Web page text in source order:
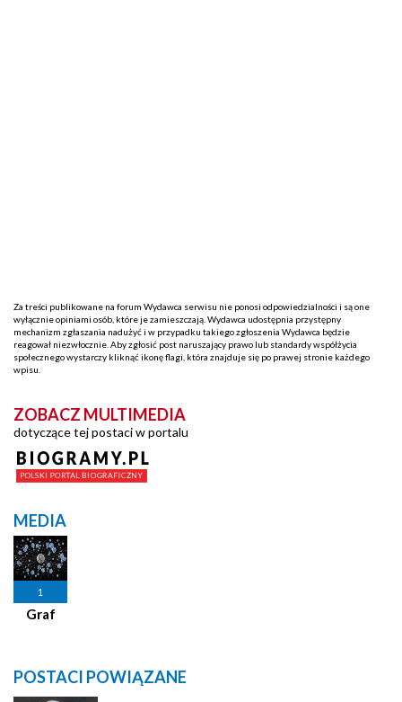
Za treści publikowane na forum Wydawca serwisu nie ponosi odpowiedzialności i są one
wyłącznie opiniami osób, które je zamieszczają. Wydawca udostępnia przystępny
mechanizm zgłaszania nadużyć i w przypadku takiego zgłoszenia Wydawca będzie
reagował niezwłocznie. Aby zgłosić post naruszający prawo lub standardy współżycia
społecznego wystarczy kliknąć ikonę flagi, która znajduje się po prawej stronie każdego
wpisu.
ZOBACZ MULTIMEDIA
dotyczące tej postaci w portalu
MEDIA
1
Graf
POSTACI POWIĄZANE